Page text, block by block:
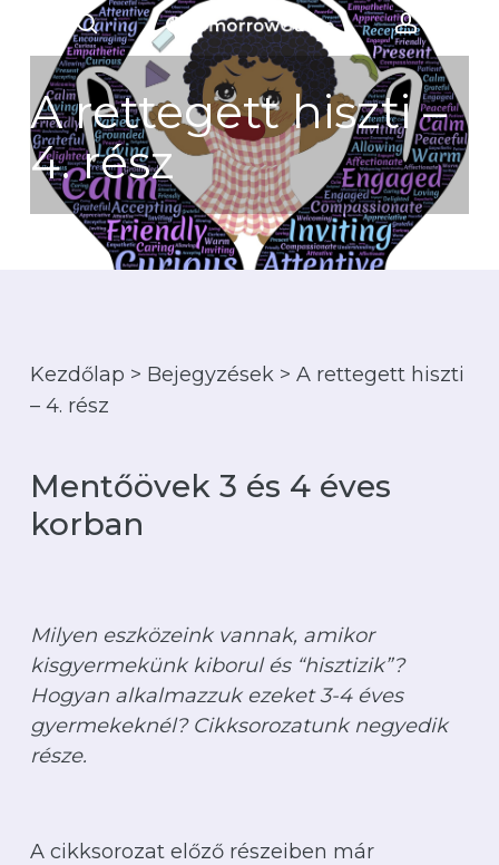
main
content
keresés account
Menu
Kosár Kosár
A rettegett hiszti –
4. rész
Kezdőlap > Bejegyzések> A rettegett hiszti
– 4. rész
Mentőövek 3 és 4 éves
korban
Milyen eszközeink vannak, amikor
kisgyermekünk kiborul és “hisztizik”?
Hogyan alkalmazzuk ezeket 3-4 éves
gyermekeknél? Cikksorozatunk negyedik
része.
A cikksorozat előző részeiben már